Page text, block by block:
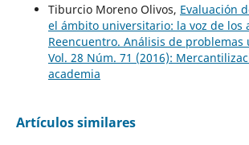
Tiburcio Moreno Olivos, Evaluación
el ámbito universitario: la voz de los
Reencuentro. Análisis de problemas
Vol. 28 Núm. 71 (2016):
academia
Artículos similares